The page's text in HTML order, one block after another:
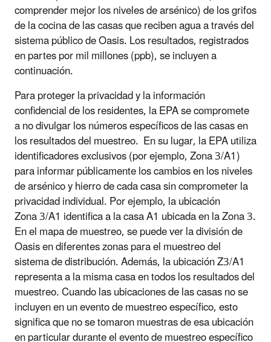
comprender mejor los niveles de arsénico) de los grifos
de la cocina de las casas que reciben agua a través del
sistema público de Oasis. Los resultados, registrados
en partes por mil millones (ppb), se incluyen a
continuación.
Para proteger la privacidad y la información
confidencial de los residentes, la EPA se compromete
a no divulgar los números específicos de las casas en
los resultados del muestreo. En su lugar, la EPA utiliza
identificadores exclusivos (por ejemplo, Zona 3/A1)
para informar públicamente los cambios en los niveles
de arsénico y hierro de cada casa sin comprometer la
privacidad individual. Por ejemplo, la ubicación
Zona 3/A1 identifica a la casa A1 ubicada en la Zona 3.
En el mapa de muestreo, se puede ver la división de
Oasis en diferentes zonas para el muestreo del
sistema de distribución. Además, la ubicación Z3/A1
representa a la misma casa en todos los resultados del
muestreo. Cuando las ubicaciones de las casas no se
incluyen en un evento de muestreo específico, esto
significa que no se tomaron muestras de esa ubicación